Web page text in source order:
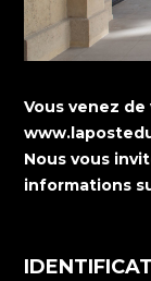
Vous venez
Nous vous
informations